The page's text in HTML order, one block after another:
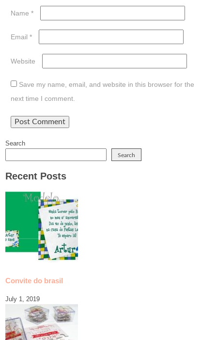
Name *
Email *
Website
Save my name, email, and website in this browser for the
next time I comment.
Search
Search
Recent Posts
Convite do brasil
July 1, 2019